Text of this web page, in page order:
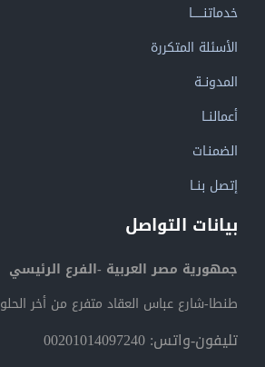
خدماتنــــــا
الأسئلة المتكررة
المدونــة
أعمالنــا
الضمنـات
إتصل بنــا
بيانات التواصل
جمهورية مصر العربية -الفرع الرئيسي
طنطا-شارع عباس العقاد متفرع من أخر الحلو
تليفون-واتس: 00201014097240